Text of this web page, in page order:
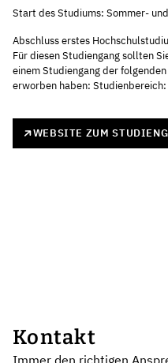
Start des Studiums: Sommer-
Abschluss erstes
Für diesen Studiengang sollten
einem Studiengang der
erworben haben:
WEBSITE ZUM
Kontakt